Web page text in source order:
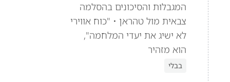
המגבלות והסיכונים בהסלמה
צבאית מול טהראן • "כוח אווירי
לא ישיג את יעדי המלחמה",
הוא מזהיר
בבלי